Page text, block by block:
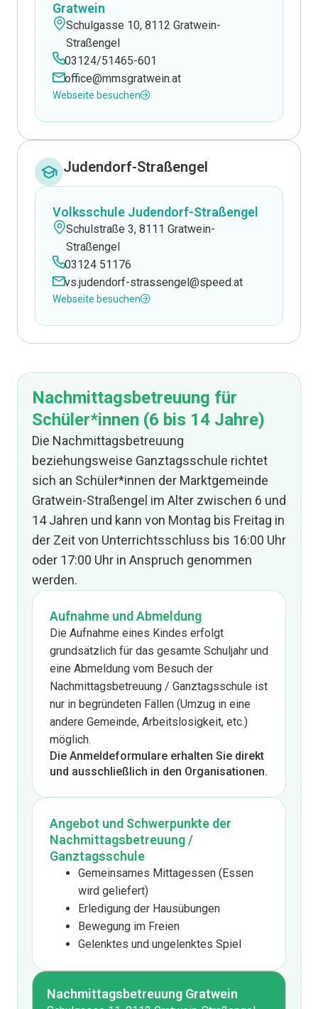
Gratwein
Schulgasse 10, 8112 Gratwein-
Straßengel
03124/51465-601
office@mmsgratwein.at
Webseite besuchen
Judendorf-Straßengel
Volksschule Judendorf-Straßengel
Schulstraße 3, 8111 Gratwein-
Straßengel
03124 51176
vs.judendorf-strassengel@speed.at
Webseite besuchen
Nachmittagsbetreuung für
Schüler*innen (6 bis 14 Jahre)
Die Nachmittagsbetreuung
beziehungsweise Ganztagsschule richtet
sich an Schüler*innen der Marktgemeinde
Gratwein-Straßengel im Alter zwischen 6 und
14 Jahren und kann von Montag bis Freitag in
der Zeit von Unterrichtsschluss bis 16:00 Uhr
oder 17:00 Uhr in Anspruch genommen
werden.
Aufnahme und Abmeldung
Die Aufnahme eines Kindes erfolgt
grundsätzlich für das gesamte Schuljahr und
eine Abmeldung vom Besuch der
Nachmittagsbetreuung / Ganztagsschule ist
nur in begründeten Fällen (Umzug in eine
andere Gemeinde, Arbeitslosigkeit, etc.)
möglich.
Die Anmeldeformulare erhalten Sie direkt
und ausschließlich in den Organisationen.
Angebot und Schwerpunkte der
Nachmittagsbetreuung /
Ganztagsschule
Gemeinsames Mittagessen (Essen
wird geliefert)
Erledigung der Hausübungen
Bewegung im Freien
Gelenktes und ungelenktes Spiel
Nachmittagsbetreuung Gratwein